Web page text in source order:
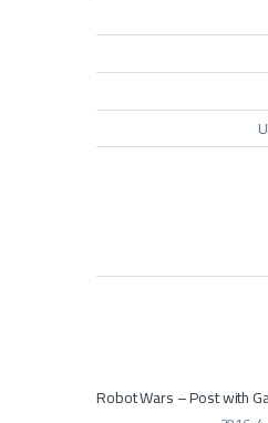
Robot Wars – Post with